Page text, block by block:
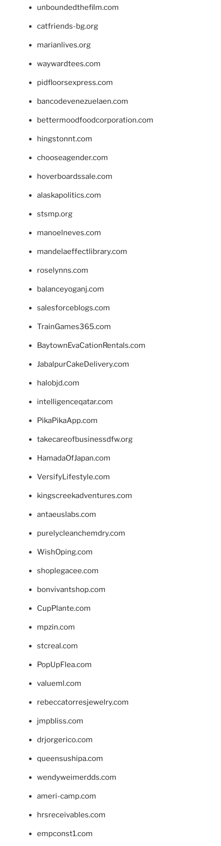
unboundedthefilm.com
catfriends-bg.org
marianlives.org
waywardtees.com
pidfloorsexpress.com
bancodevenezuelaen.com
bettermoodfoodcorporation.com
hingstonnt.com
chooseagender.com
hoverboardssale.com
alaskapolitics.com
stsmp.org
manoelneves.com
mandelaeffectlibrary.com
roselynns.com
balanceyoganj.com
salesforceblogs.com
TrainGames365.com
BaytownEvaCationRentals.com
JabalpurCakeDelivery.com
halobjd.com
intelligenceqatar.com
PikaPikaApp.com
takecareofbusinessdfw.org
HamadaOfJapan.com
VersifyLifestyle.com
kingscreekadventures.com
antaeuslabs.com
purelycleanchemdry.com
WishOping.com
shoplegacee.com
bonvivantshop.com
CupPlante.com
mpzin.com
stcreal.com
PopUpFlea.com
valueml.com
rebeccatorresjewelry.com
jmpbliss.com
drjorgerico.com
queensushipa.com
wendyweimerdds.com
ameri-camp.com
hrsreceivables.com
empconst1.com